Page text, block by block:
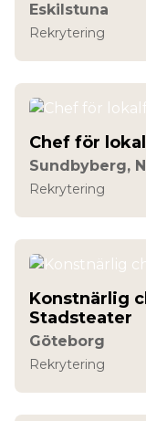
Eskilstuna
Rekrytering
Chef för
Sundbyberg,
Rekrytering
Konstnärlig
Stadsteater
Göteborg
Rekrytering